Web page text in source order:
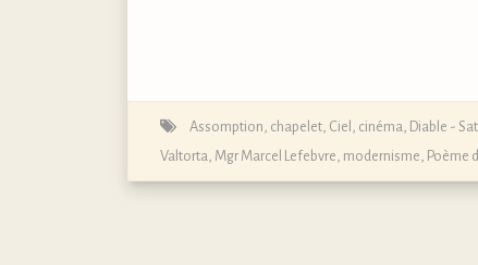
Assomption chapelet Ciel cinéma Diable -
Valtorta Mgr Marcel Lefebvre modernisme Poème